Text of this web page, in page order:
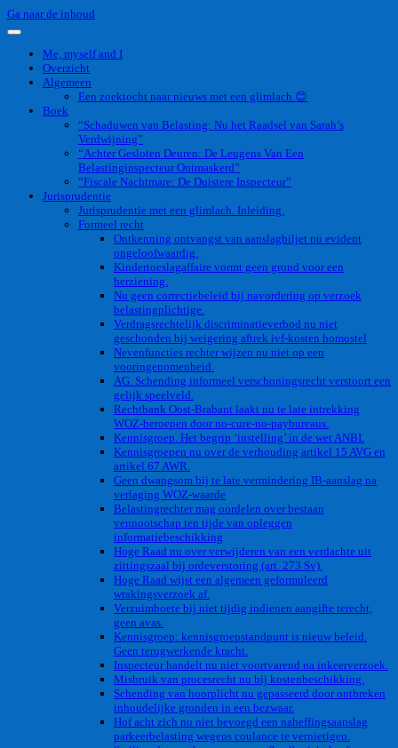
Ga naar de inhoud
Me, myself and I
Overzicht
Algemeen
Een zoektocht naar nieuws met een glimlach.😊
Boek
“Schaduwen van Belasting: Nu het Raadsel van Sarah’s
Verdwijning”
“Achter Gesloten Deuren: De Leugens Van Een
Belastinginspecteur Ontmaskerd”
“Fiscale Nachtmare: De Duistere Inspecteur”
Jurisprudentie
Jurisprudentie met een glimlach. Inleiding.
Formeel recht
Ontkenning ontvangst van aanslagbiljet nu evident
ongeloofwaardig.
Kindertoeslagaffaire vormt geen grond voor een
herziening.
Nu geen correctiebeleid bij navordering op verzoek
belastingplichtige.
Verdragsrechtelijk discriminatieverbod nu niet
geschonden bij weigering aftrek ivf-kosten homostel
Nevenfuncties rechter wijzen nu niet op een
vooringenomenheid.
AG. Schending informeel verschoningsrecht verstoort een
gelijk speelveld.
Rechtbank Oost-Brabant laakt nu te late intrekking
WOZ-beroepen door no-cure-no-paybureaus.
Kennisgroep. Het begrip ‘instelling’ in de wet ANBI.
Kennisgroepen nu over de verhouding artikel 15 AVG en
artikel 67 AWR.
Geen dwangsom bij te late vermindering IB-aanslag na
verlaging WOZ-waarde
Belastingrechter mag oordelen over bestaan
vennootschap ten tijde van opleggen
informatiebeschikking
Hoge Raad nu over verwijderen van een verdachte uit
zittingszaal bij ordeverstoring (art. 273 Sv).
Hoge Raad wijst een algemeen geformuleerd
wrakingsverzoek af.
Verzuimboete bij niet tijdig indienen aangifte terecht,
geen avas.
Kennisgroep: kennisgroepstandpunt is nieuw beleid.
Geen terugwerkende kracht.
Inspecteur handelt nu niet voortvarend na inkeerverzoek.
Misbruik van procesrecht nu bij kostenbeschikking.
Schending van hoorplicht nu gepasseerd door ontbreken
inhoudelijke gronden in een bezwaar.
Hof acht zich nu niet bevoegd een naheffingsaanslag
parkeerbelasting wegens coulance te vernietigen.